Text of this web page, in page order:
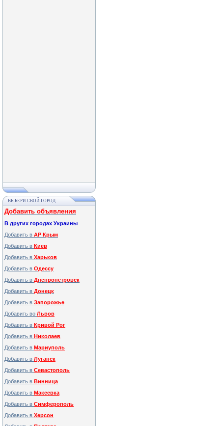
ВЫБЕРИ СВОЙ ГОРОД
Добавить объявления
В других городах Украины
Добавить в АР Крым
Добавить в Киев
Добавить в Харьков
Добавить в Одессу
Добавить в Днепропетровск
Добавить в Донецк
Добавить в Запорожье
Добавить во Львов
Добавить в Кривой Рог
Добавить в Николаев
Добавить в Мариуполь
Добавить в Луганск
Добавить в Севастополь
Добавить в Винница
Добавить в Макеевка
Добавить в Симферополь
Добавить в Херсон